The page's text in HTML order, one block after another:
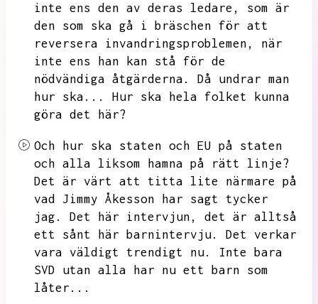
inte ens den av deras ledare,
som är
den som ska gå i bräschen för att
reversera invandringsproblemen,
när
inte ens han kan stå för de
nödvändiga åtgärderna.
Då undrar man
hur ska...
Hur ska hela folket kunna
göra det här?
Och hur ska staten och EU på staten
och alla liksom hamna på rätt linje?
Det är värt att titta lite närmare på
vad Jimmy Åkesson har sagt tycker
jag.
Det här intervjun,
det är alltså
ett sånt här barnintervju.
Det verkar
vara väldigt trendigt nu.
Inte bara
SVD utan alla har nu ett barn som
låter...